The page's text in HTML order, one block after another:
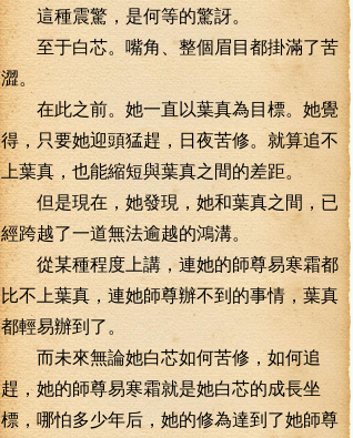
這種震驚，是何等的驚訝。
至于白芯。嘴角、整個眉目都掛滿了苦
澀。
在此之前。她一直以葉真為目標。她覺
得，只要她迎頭猛趕，日夜苦修。就算追不
上葉真，也能縮短與葉真之間的差距。
但是現在，她發現，她和葉真之間，已
經跨越了一道無法逾越的鴻溝。
從某種程度上講，連她的師尊易寒霜都
比不上葉真，連她師尊辦不到的事情，葉真
都輕易辦到了。
而未來無論她白芯如何苦修，如何追
趕，她的師尊易寒霜就是她白芯的成長坐
標，哪怕多少年后，她的修為達到了她師尊